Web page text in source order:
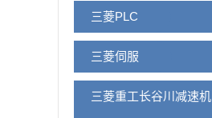
三菱PLC
三菱伺服
三菱重工长谷川减速机